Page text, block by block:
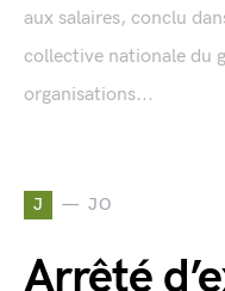
aux salaires, conclu
collective nationale du
organisations...
J JO
Arrêté